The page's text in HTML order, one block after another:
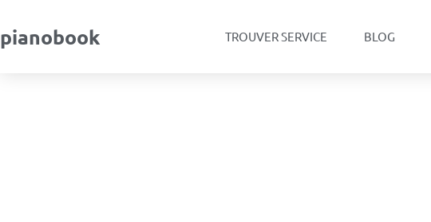
pianobook TROUVER SERVICE BLOG